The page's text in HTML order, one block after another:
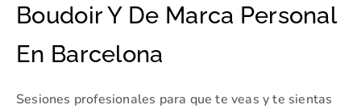
Boudoir Y De Marca Personal
En Barcelona
Sesiones profesionales para que te veas y te sientas